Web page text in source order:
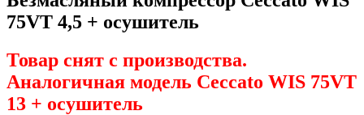
75VT 4,5 + осушитель
Товар снят с производства.
Аналогичная модель Ceccato WIS 75VT
13 + осушитель